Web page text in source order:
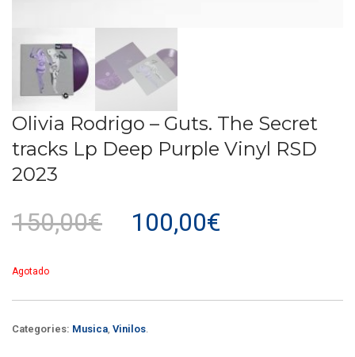
Olivia Rodrigo – Guts. The Secret
tracks Lp Deep Purple Vinyl RSD
2023
150,00€ 100,00€
Agotado
Categories: Musica Vinilos